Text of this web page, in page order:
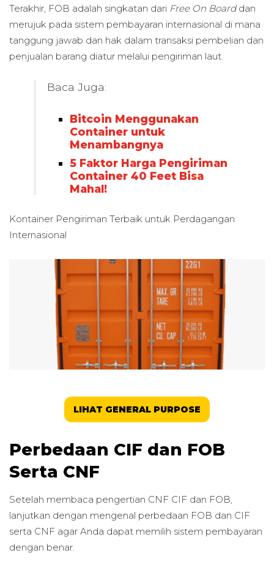
Terakhir, FOB adalah singkatan dari Free On Boarddan
merujuk pada sistem pembayaran internasional di mana
tanggung jawab dan hak dalam transaksi pembelian dan
penjualan barang diatur melalui pengiriman laut.
Baca Juga:
Bitcoin Menggunakan
Container untuk
Menambangnya
5 Faktor Harga Pengiriman
Container 40 Feet Bisa
Mahal!
Kontainer Pengiriman Terbaik untuk Perdagangan
Internasional
LIHAT GENERAL PURPOSE
Perbedaan CIF dan FOB
Serta CNF
Setelah membaca pengertian CNF CIF dan FOB,
lanjutkan dengan mengenal perbedaan FOB dan CIF
serta CNF agar Anda dapat memilih sistem pembayaran
dengan benar.